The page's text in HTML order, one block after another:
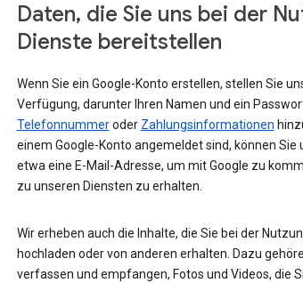
Daten, die Sie uns bei der
Dienste bereitstellen
Wenn Sie ein Google-Konto erstellen, stellen Sie
Verfügung, darunter Ihren Namen und ein
Telefonnummeroder Zahlungsinformationen
einem Google-Konto angemeldet sind, können
etwa eine E-Mail-Adresse, um mit Google zu
zu unseren Diensten zu erhalten.
Wir erheben auch die Inhalte, die Sie bei der
hochladen oder von anderen erhalten. Dazu
verfassen und empfangen, Fotos und Videos, die